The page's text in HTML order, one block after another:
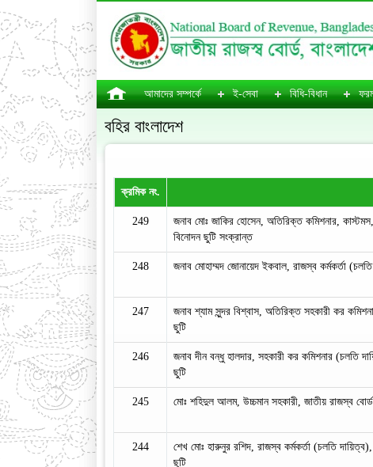
আমাদের সম্পর্কে ই-সেবা বিধি-বিধান
বহির বাংলাদেশ
ক্রমিক নং.
249
জনাব মোঃ জাকির হোসেন, অতিরিক্ত কমিশনার,
বিনোদন ছুটি সংক্রান্ত
248 জনাব মোহাম্মদ জোনায়েদ ইকবাল, রাজস্ব কর্মকর্তা
247
জনাব শ্যাম সুন্দর বিশ্বাস, অতিরিক্ত সহকারী কর
ছুটি
246
জনাব দীন বন্ধু হালদার, সহকারী কর কমিশনার (চলতি
ছুটি
245 মোঃ শহিদুল আলম, উচ্চমান সহকারী, জাতীয় রাজস্ব
244
শেখ মোঃ হারুনুর রশিদ, রাজস্ব কর্মকর্তা (চলতি
ছুটি